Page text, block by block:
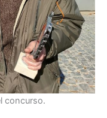
concurso.